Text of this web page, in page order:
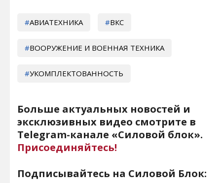
АВИАТЕХНИКА ВКС
ВООРУЖЕНИЕ И ВОЕННАЯ ТЕХНИКА
УКОМПЛЕКТОВАННОСТЬ
Больше актуальных новостей и
эксклюзивных видео смотрите в
Telegram-канале «Силовой блок».
Присоединяйтесь!
Подписывайтесь на Силовой Блок: